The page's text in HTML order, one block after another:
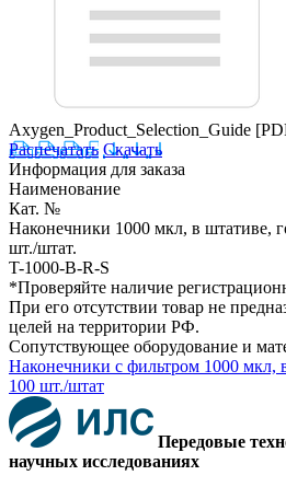
Axygen_Product_Selection_Guide
Распечатать Скачать
Информация для заказа
Наименование
Кат. №
Наконечники 1000 мкл, в штативе,
шт./штат.
T-1000-B-R-S
*Проверяйте наличие
При его отсутствии товар не
целей на территории РФ.
Сопутствующее оборудование и
Наконечники с фильтром 1000 мкл,
100 шт./штат
Передовые
научных исследованиях